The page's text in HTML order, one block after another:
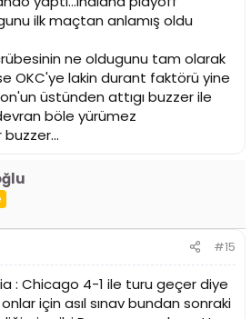
ilk maçtan anlamış oldu
ne oldugunu tam olarak
OKC'ye lakin durant faktörü yine
üstünden attıgı buzzer ile
böle yürümez
#15
: Chicago 4-1 ile turu geçer diye
için asıl sınav bundan sonraki